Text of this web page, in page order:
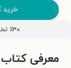
خرید
٪۳۰ تخفیف اولین خرید کتاب با کد
معرفی